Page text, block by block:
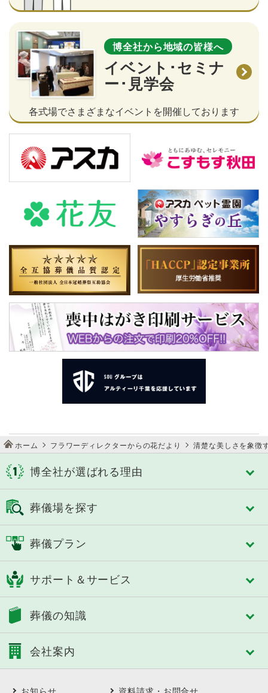
博全社から地域の皆様へ
イベント･セミナ
ー･見学会
各式場でさまざまなイベントを開催しております
ホーム フラワーディレクターからの花だより 清楚な美しさを象徴
博全社が選ばれる理由
博全社の特長
3タイプのセレモニーホール
スタイルで選べる式場
人づくり（人材教育）
細やかなサービス
エンバーミング・湯灌
トータルサポート
葬儀への想い
葬儀場を探す
成田市
四街道市
市原市
船橋市
茂原市
いすみ市
鴨川市
勝浦市
山武郡
葬儀プラン
おひとり様あんしんパック
認知症対策あんしんパック
家族葬
中規模葬
一日葬
直葬
サポート＆サービス
事前相談のすすめ
アフターサポート
SOUセレモニーメンバーズ(互助会)
葬儀の知識
葬儀に必要な費用
ご葬儀後の対応と手続き
よくある質問
会社案内